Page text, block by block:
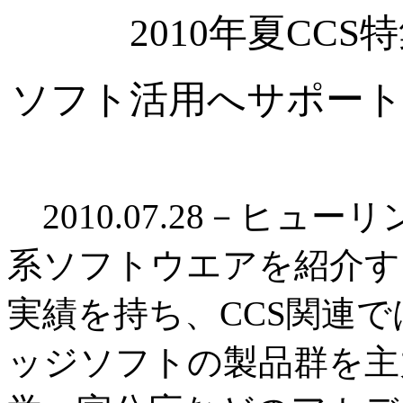
2010年夏CCS
ソフト活用へサポー
2010.07.28－ヒューリ
系ソフトウエアを紹介
実績を持ち、CCS関連
ッジソフトの製品群を